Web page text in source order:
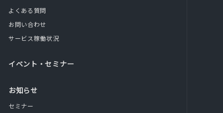
よくある質問
お問い合わせ
サービス稼働状況
イベント・セミナー
お知らせ
セミナー